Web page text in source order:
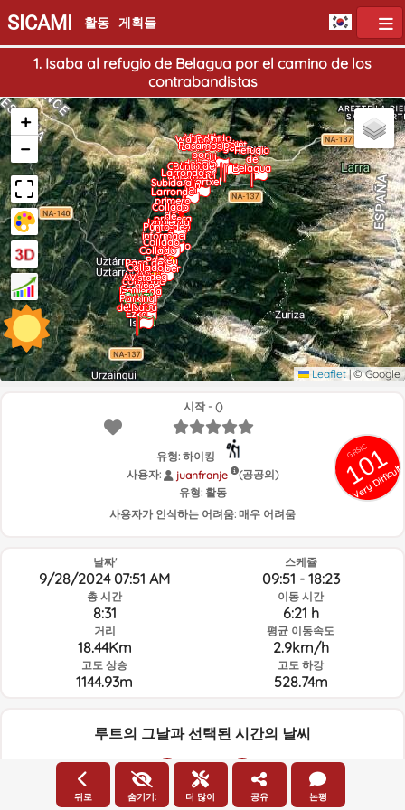
SICAMI 활동 게획들
1. Isaba al refugio de Belagua por el camino de los
contrabandistas
출발점
도착점
Parking
de Isaba
Puente
de la
Ezka
Izquierda
Sendero
GR 321.1
Vista
Collado
Ardibideg
aina
Paso de
los
contraba
ndistas
Collado
de
Martiaber
roa
Collado
de
Potxén
Punto de
informaci
ón
Izquierda
Collado
de
Adazidoi
a
Subida al
Larrondo
primero
por
pradera
y luego
por
hayedo
Larrondo
Collado
Lapatia
Punto de
informaci
ón
Pasamos
por
debajo
de la
Lakartxel
a
Waypoint
Vista de
Lakartxel
a
Collado
Arrakogo
iti
Waypoint
WaypointRefugio
de
Belagua
+
−
Leaflet |© Google
GRSIC
101
Very Difficult
시작 - ()
유형: 하이킹
사용자:
juanfranje
(공공의)
유형: 활동
사용자가 인식하는 어려움: 매우 어려움
날짜'
9/28/2024 07:51 AM
총 시간
8:31
거리
18.44Km
고도 상승
1144.93m
스케쥴
09:51 - 18:23
이동 시간
6:21 h
평균 이동속도
2.9km/h
고도 하강
528.74m
루트의 그날과 선택된 시간의 날씨
07:00
뒤로 숨기기: 더 많이 공유 논평